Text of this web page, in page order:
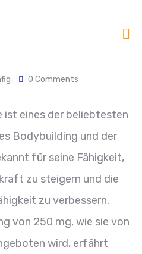
0 Comments
eines der beliebtesten
Bodybuilding und der
für seine Fähigkeit,
zu steigern und die
zu verbessern.
von 250 mg, wie sie von
wird, erfährt